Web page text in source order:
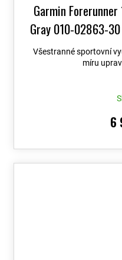
Garmin
Gray 010-02863-30
Všestranné sportovní
míru
6